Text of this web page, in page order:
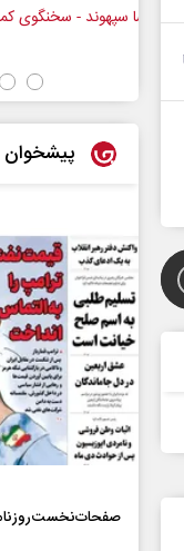
مجلس سعدالله
پیشخوان
صفحات‌نخست‌روزنامه ها‌ی